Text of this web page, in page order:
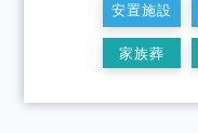
安置施設
家族葬